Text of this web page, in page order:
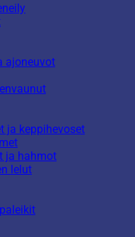
ajoneuvot
ja keppihevoset
ja hahmot
lelut